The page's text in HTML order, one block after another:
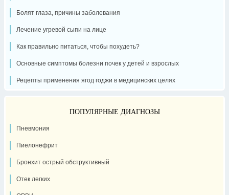
Болят глаза, причины заболевания
Лечение угревой сыпи на лице
Как правильно питаться, чтобы похудеть?
Основные симптомы болезни почек у детей и взрослых
Рецепты применения ягод годжи в медицинских целях
ПОПУЛЯРНЫЕ ДИАГНОЗЫ
Пневмония
Пиелонефрит
Бронхит острый обструктивный
Отек легких